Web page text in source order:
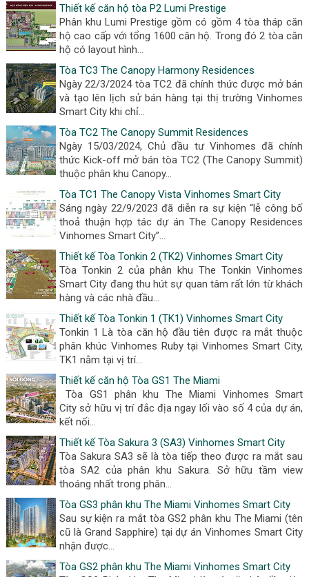
Thiết kế căn hộ tòa P2 Lumi Prestige
Phân khu Lumi Prestige gồm có gồm 4 tòa tháp căn
hộ cao cấp với tổng 1600 căn hộ. Trong đó 2 tòa căn
hộ có layout hình...
Tòa TC3 The Canopy Harmony Residences
Ngày 22/3/2024 tòa TC2 đã chính thức được mở bán
và tạo lên lịch sử bán hàng tại thị trường Vinhomes
Smart City khi chỉ...
Tòa TC2 The Canopy Summit Residences
Ngày 15/03/2024, Chủ đầu tư Vinhomes đã chính
thức Kick-off mở bán tòa TC2 (The Canopy Summit)
thuộc phân khu Canopy...
Tòa TC1 The Canopy Vista Vinhomes Smart City
Sáng ngày 22/9/2023 đã diễn ra sự kiện “lễ công bố
thoả thuận hợp tác dự án The Canopy Residences
Vinhomes Smart City”...
Thiết kế Tòa Tonkin 2 (TK2) Vinhomes Smart City
Tòa Tonkin 2 của phân khu The Tonkin Vinhomes
Smart City đang thu hút sự quan tâm rất lớn từ khách
hàng và các nhà đầu...
Thiết kế Tòa Tonkin 1 (TK1) Vinhomes Smart City
Tonkin 1 Là tòa căn hộ đầu tiên được ra mắt thuộc
phân khúc Vinhomes Ruby tại Vinhomes Smart City,
TK1 nằm tại vị trí...
Thiết kế căn hộ Tòa GS1 The Miami
Tòa GS1 phân khu The Miami Vinhomes Smart
City sở hữu vị trí đắc địa ngay lối vào số 4 của dự án,
kết nối...
Thiết kế Tòa Sakura 3 (SA3) Vinhomes Smart City
Tòa Sakura SA3 sẽ là tòa tiếp theo được ra mắt sau
tòa SA2 của phân khu Sakura. Sở hữu tầm view
thoáng nhất trong phân...
Tòa GS3 phân khu The Miami Vinhomes Smart City
Sau sự kiện ra mắt tòa GS2 phân khu The Miami (tên
cũ là Grand Sapphire) tại dự án Vinhomes Smart City
nhận được...
Tòa GS2 phân khu The Miami Vinhomes Smart City